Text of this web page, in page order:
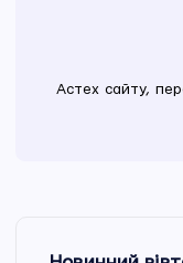
Астех сайту,